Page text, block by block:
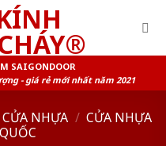
SAIGONDOOR
- giá rẻ mới nhất năm 2021
CỬA NHỰA / CỬA NHỰA